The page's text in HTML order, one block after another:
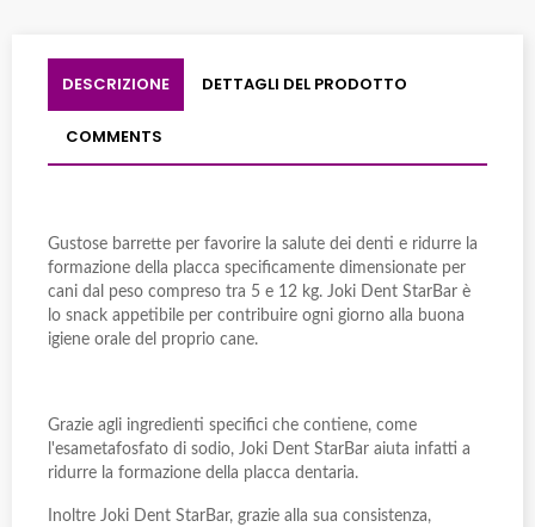
DESCRIZIONE DETTAGLI DEL PRODOTTO
COMMENTS
Gustose barrette per favorire la salute dei denti e ridurre la
formazione della placca specificamente dimensionate per
cani dal peso compreso tra 5 e 12 kg. Joki Dent StarBar è
lo snack appetibile per contribuire ogni giorno alla buona
igiene orale del proprio cane.
Grazie agli ingredienti specifici che contiene, come
l'esametafosfato di sodio, Joki Dent StarBar aiuta infatti a
ridurre la formazione della placca dentaria.
Inoltre Joki Dent StarBar, grazie alla sua consistenza,